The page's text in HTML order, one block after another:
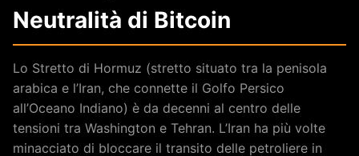
Neutralità di Bitcoin
Lo Stretto di Hormuz (stretto situato tra la penisola
arabica e l’Iran, che connette il Golfo Persico
all’Oceano Indiano) è da decenni al centro delle
tensioni tra Washington e Tehran. L’Iran ha più volte
minacciato di bloccare il transito delle petroliere in